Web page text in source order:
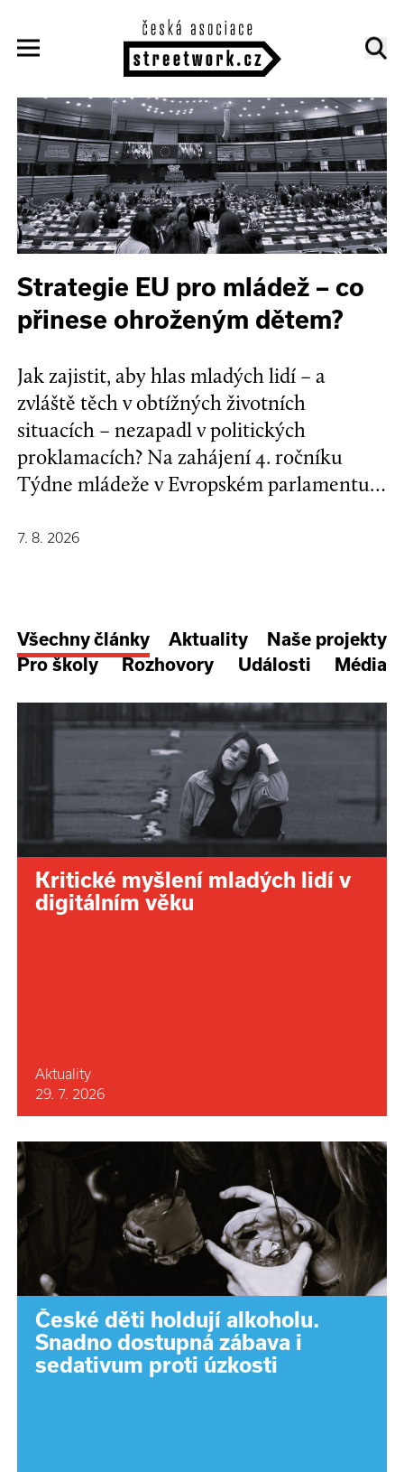
Strategie EU pro mládež – co
přinese ohroženým dětem?
Jak zajistit, aby hlas mladých lidí – a
zvláště těch v obtížných životních
situacích – nezapadl v politických
proklamacích? Na zahájení 4. ročníku
Týdne mládeže v Evropském parlamentu v
stakeholdeři zapojili do formulování nové
7. 8. 2026
Všechny články Aktuality
Naše projekty
Pro školy
Rozhovory Události Média
Kritické myšlení mladých lidí v
digitálním věku
Aktuality
29. 7. 2026
České děti holdují alkoholu.
Snadno dostupná zábava i
sedativum proti úzkosti